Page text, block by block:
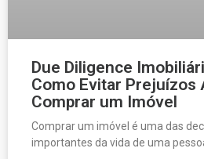
Due Diligence
Como Evitar Prejuízos
Comprar um Imóvel
Comprar um imóvel é uma das
importantes da vida de uma